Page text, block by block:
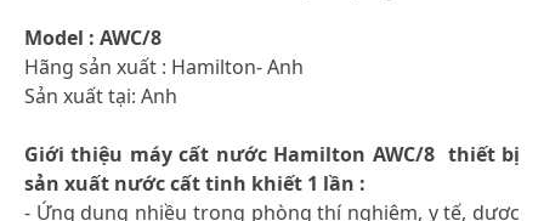
Model : AWC/8
Hãng sản xuất : Hamilton- Anh
Sản xuất tại: Anh
Giới thiệu máy cất nước Hamilton AWC/8 thiết bị
sản xuất nước cất tinh khiết 1 lần :
- Ứng dụng nhiều trong phòng thí nghiệm, y tế, dược